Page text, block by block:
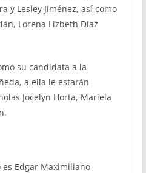
y Lesley Jiménez, así como
Lorena Lizbeth Díaz
su candidata a la
a ella le estarán
Jocelyn Horta, Mariela
Edgar Maximiliano